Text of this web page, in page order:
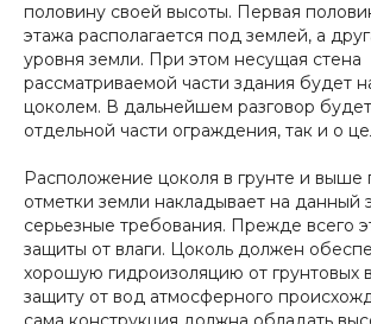
половину своей высоты. Первая
этажа располагается под землей, а
уровня земли. При этом несущая стена
рассматриваемой части здания будет
цоколем. В дальнейшем разговор
отдельной части ограждения, так и о
Расположение цоколя в грунте и выше
отметки земли накладывает на данный
серьезные требования. Прежде всего
защиты от влаги. Цоколь должен
хорошую гидроизоляцию от грунтовых
защиту от вод атмосферного